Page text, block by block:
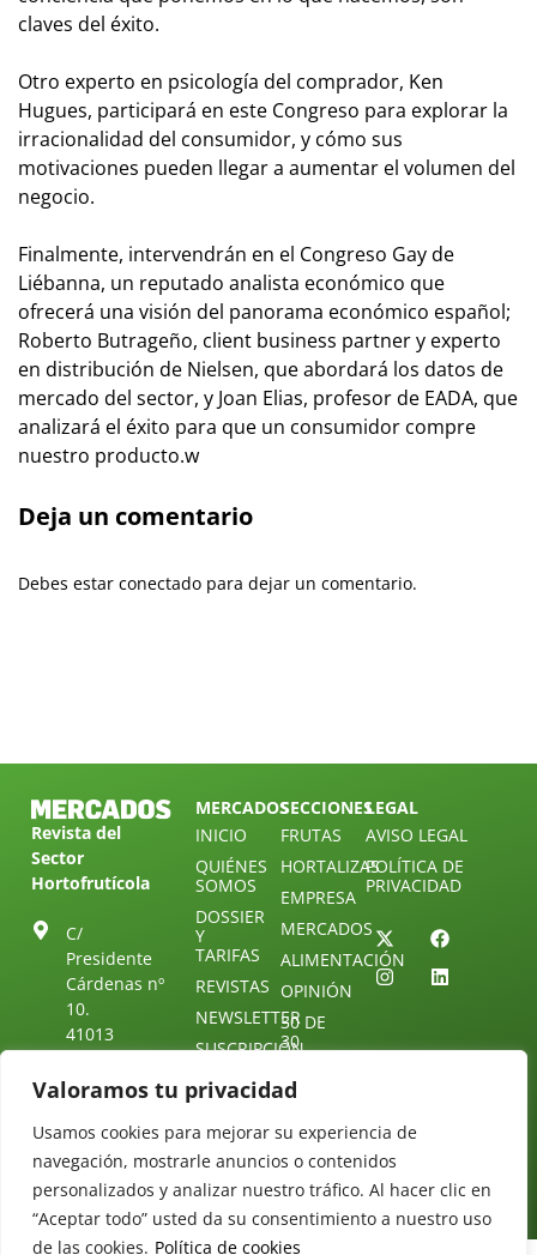
Valoramos tu privacidad
Usamos cookies para mejorar su experiencia de
navegación, mostrarle anuncios o contenidos
personalizados y analizar nuestro tráfico. Al hacer clic en
“Aceptar todo” usted da su consentimiento a nuestro uso
de las cookies. Política de cookies
claves del éxito.
Otro experto en psicología del comprador, Ken
Hugues, participará en este Congreso para explorar la
irracionalidad del consumidor, y cómo sus
motivaciones pueden llegar a aumentar el volumen del
negocio.
Finalmente, intervendrán en el Congreso Gay de
Liébanna, un reputado analista económico que
ofrecerá una visión del panorama económico español;
Roberto Butrageño, client business partner y experto
en distribución de Nielsen, que abordará los datos de
mercado del sector, y Joan Elias, profesor de EADA, que
analizará el éxito para que un consumidor compre
nuestro producto.w
Deja un comentario
Debes estar conectado para dejar un comentario.
Revista del
Sector
Hortofrutícola
C/
Presidente
Cárdenas nº
10.
41013
ESPAÑA
25 88 51
redaccion@revistamercados.com
MERCADOS
INICIO
QUIÉNES
SOMOS
DOSSIER
Y
TARIFAS
REVISTAS
NEWSLETTER
SUSCRIPCIÓN
ÚNETE A
NUESTRO
CONTACTO
SECCIONES
FRUTAS
HORTALIZAS
EMPRESA
MERCADOS
ALIMENTACIÓN
OPINIÓN
30 DE
30
LEGAL
AVISO LEGAL
POLÍTICA DE
PRIVACIDAD